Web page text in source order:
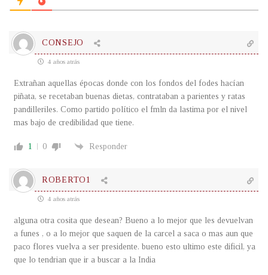
CONSEJO
4 años atrás
Extrañan aquellas épocas donde con los fondos del fodes hacían
piñata, se recetaban buenas dietas, contrataban a parientes y ratas
pandilleriles. Como partido político el fmln da lastima por el nivel
mas bajo de credibilidad que tiene.
1 0 Responder
ROBERTO1
4 años atrás
alguna otra cosita que desean? Bueno a lo mejor que les devuelvan
a funes , o a lo mejor que saquen de la carcel a saca o mas aun que
paco flores vuelva a ser presidente. bueno esto ultimo este dificil, ya
que lo tendrian que ir a buscar a la India